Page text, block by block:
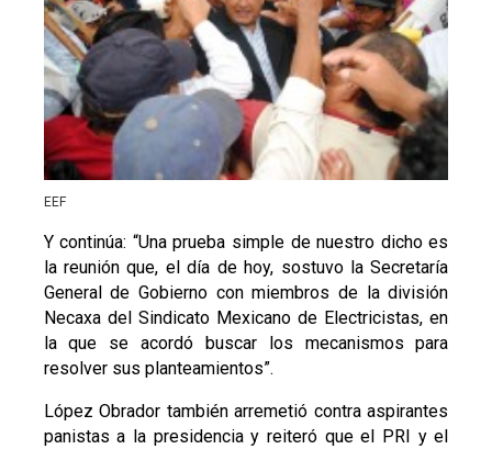
EEF
Y continúa: “Una prueba simple de nuestro dicho es
la reunión que, el día de hoy, sostuvo la Secretaría
General de Gobierno con miembros de la división
Necaxa del Sindicato Mexicano de Electricistas, en
la que se acordó buscar los mecanismos para
resolver sus planteamientos”.
López Obrador también arremetió contra aspirantes
panistas a la presidencia y reiteró que el PRI y el